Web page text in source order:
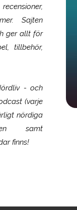
Sajten
ger allt för
tillbehör,
- och
(varje
nördiga
samt
finns!